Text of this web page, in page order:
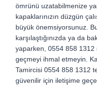
ömrünü uzatabilmenize
kapaklarınızın düzgün
büyük önemsiyorsunuz.
karşılaştığınızda ya da
yaparken, 0554 858 1312
geçmeyi ihmal etmeyin.
Tamircisi 0554 858 1312
güvenilir için iletişime